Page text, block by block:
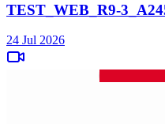
TEST_WEB_R9-
24 Jul 2026